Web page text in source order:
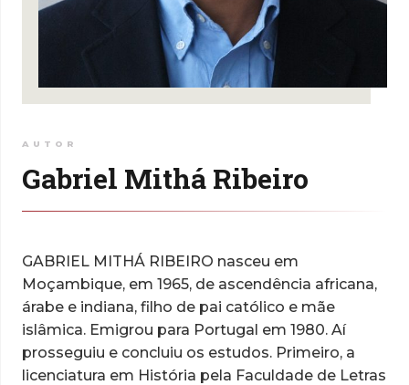
AUTOR
Gabriel Mithá Ribeiro
GABRIEL MITHÁ RIBEIRO nasceu em
Moçambique, em 1965, de ascendência africana,
árabe e indiana, filho de pai católico e mãe
islâmica. Emigrou para Portugal em 1980. Aí
prosseguiu e concluiu os estudos. Primeiro, a
licenciatura em História pela Faculdade de Letras